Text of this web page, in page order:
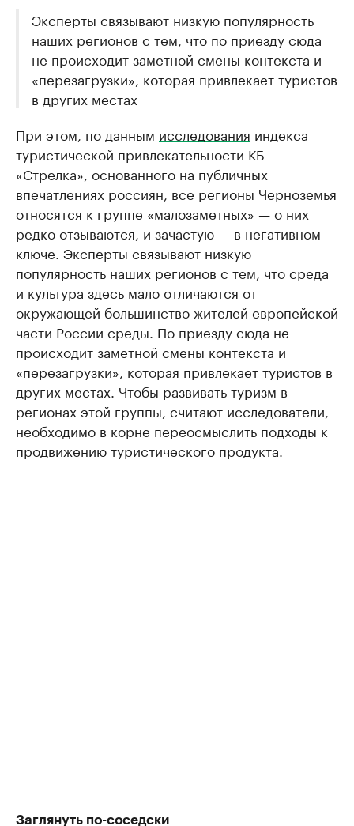
Эксперты связывают низкую популярность
наших регионов с тем, что по приезду сюда
не происходит заметной смены контекста и
«перезагрузки», которая привлекает туристов
в других местах
При этом, по данным исследования индекса
туристической привлекательности КБ
«Стрелка», основанного на публичных
впечатлениях россиян, все регионы Черноземья
относятся к группе «малозаметных» — о них
редко отзываются, и зачастую — в негативном
ключе. Эксперты связывают низкую
популярность наших регионов с тем, что среда
и культура здесь мало отличаются от
окружающей большинство жителей европейской
части России среды. По приезду сюда не
происходит заметной смены контекста и
«перезагрузки», которая привлекает туристов в
других местах. Чтобы развивать туризм в
регионах этой группы, считают исследователи,
необходимо в корне переосмыслить подходы к
продвижению туристического продукта.
Заглянуть по-соседски